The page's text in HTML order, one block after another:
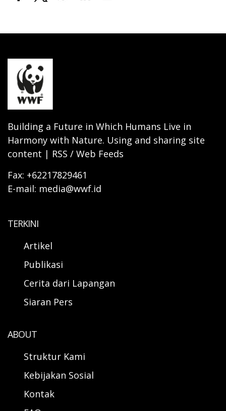
Building a Future in Which Humans Live in
Harmony with Nature. Using and sharing site
content | RSS / Web Feeds
Fax: +62217829461
E-mail: media@wwf.id
TERKINI
Artikel
Publikasi
Cerita dari Lapangan
Siaran Pers
ABOUT
Struktur Kami
Kebijakan Sosial
Kontak